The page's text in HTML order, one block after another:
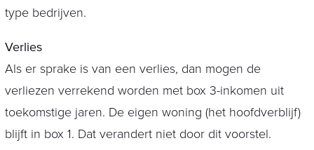
type bedrijven.
Verlies
Als er sprake is van een verlies, dan mogen de
verliezen verrekend worden met box 3-inkomen uit
toekomstige jaren. De eigen woning (het hoofdverblijf)
blijft in box 1. Dat verandert niet door dit voorstel.